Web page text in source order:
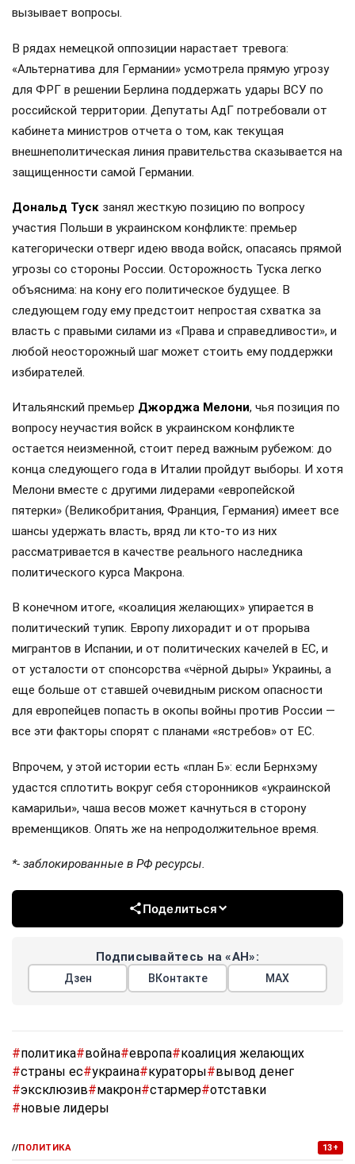
вызывает вопросы.
В рядах немецкой оппозиции нарастает тревога:
«Альтернатива для Германии» усмотрела прямую угрозу
для ФРГ в решении Берлина поддержать удары ВСУ по
российской территории. Депутаты АдГ потребовали от
кабинета министров отчета о том, как текущая
внешнеполитическая линия правительства сказывается на
защищенности самой Германии.
Дональд Туск занял жесткую позицию по вопросу
участия Польши в украинском конфликте: премьер
категорически отверг идею ввода войск, опасаясь прямой
угрозы со стороны России. Осторожность Туска легко
объяснима: на кону его политическое будущее. В
следующем году ему предстоит непростая схватка за
власть с правыми силами из «Права и справедливости», и
любой неосторожный шаг может стоить ему поддержки
избирателей.
Итальянский премьер Джорджа Мелони, чья позиция по
вопросу неучастия войск в украинском конфликте
остается неизменной, стоит перед важным рубежом: до
конца следующего года в Италии пройдут выборы. И хотя
Мелони вместе с другими лидерами «европейской
пятерки» (Великобритания, Франция, Германия) имеет все
шансы удержать власть, вряд ли кто-то из них
рассматривается в качестве реального наследника
политического курса Макрона.
В конечном итоге, «коалиция желающих» упирается в
политический тупик. Европу лихорадит и от прорыва
мигрантов в Испании, и от политических качелей в ЕС, и
от усталости от спонсорства «чёрной дыры» Украины, а
еще больше от ставшей очевидным риском опасности
для европейцев попасть в окопы войны против России —
все эти факторы спорят с планами «ястребов» от ЕС.
Впрочем, у этой истории есть «план Б»: если Бернхэму
удастся сплотить вокруг себя сторонников «украинской
камарильи», чаша весов может качнуться в сторону
временщиков. Опять же на непродолжительное время.
*- заблокированные в РФ ресурсы.
Поделиться
Подписывайтесь на «АН»:
Дзен ВКонтакте МАХ
#политика#война#европа#коалиция желающих
#страны ес#украина#кураторы#вывод денег
#эксклюзив#макрон#стармер#отставки
#новые лидеры
//ПОЛИТИКА 13+